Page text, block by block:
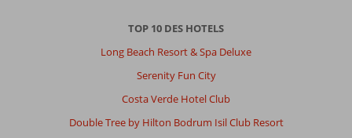
TOP 10 DES HOTELS
Long Beach Resort & Spa Deluxe
Serenity Fun City
Costa Verde Hotel Club
Double Tree by Hilton Bodrum Isil Club Resort